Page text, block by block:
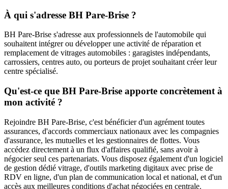
À qui s'adresse BH Pare-Brise ?
BH Pare-Brise s'adresse aux professionnels de l'automobile qui
souhaitent intégrer ou développer une activité de réparation et
remplacement de vitrages automobiles : garagistes indépendants,
carrossiers, centres auto, ou porteurs de projet souhaitant créer leur
centre spécialisé.
Qu'est-ce que BH Pare-Brise apporte concrètement à
mon activité ?
Rejoindre BH Pare-Brise, c'est bénéficier d'un agrément toutes
assurances, d'accords commerciaux nationaux avec les compagnies
d'assurance, les mutuelles et les gestionnaires de flottes. Vous
accédez directement à un flux d'affaires qualifié, sans avoir à
négocier seul ces partenariats. Vous disposez également d'un logiciel
de gestion dédié vitrage, d'outils marketing digitaux avec prise de
RDV en ligne, d'un plan de communication local et national, et d'un
accès aux meilleures conditions d'achat négociées en centrale.